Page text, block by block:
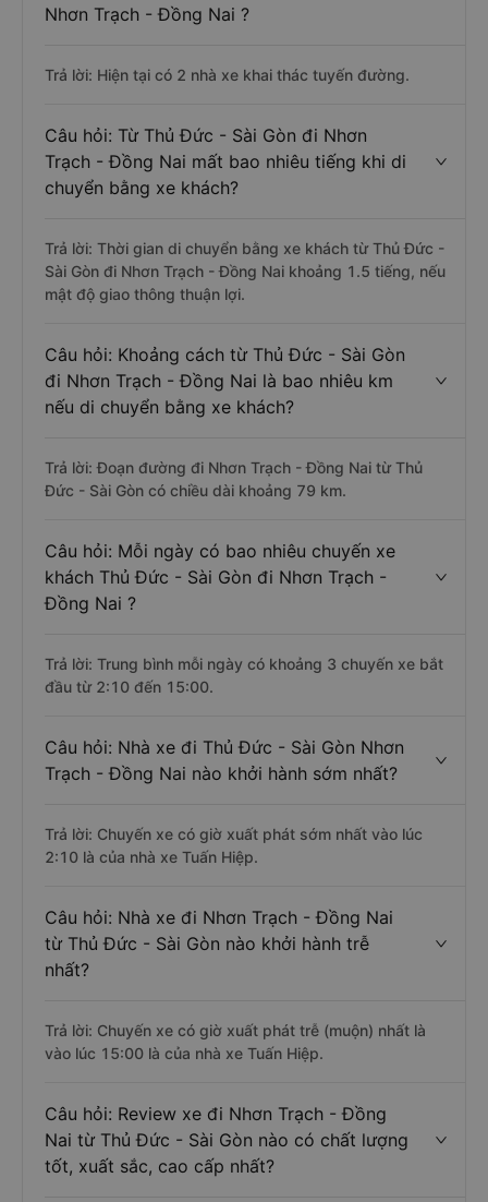
Nhơn Trạch - Đồng Nai ?
Trả lời: Hiện tại có 2 nhà xe khai thác tuyến đường.
Câu hỏi: Từ Thủ Đức - Sài Gòn đi Nhơn
Trạch - Đồng Nai mất bao nhiêu tiếng khi di
chuyển bằng xe khách?
Trả lời: Thời gian di chuyển bằng xe khách từ Thủ Đức -
Sài Gòn đi Nhơn Trạch - Đồng Nai khoảng 1.5 tiếng, nếu
mật độ giao thông thuận lợi.
Câu hỏi: Khoảng cách từ Thủ Đức - Sài Gòn
đi Nhơn Trạch - Đồng Nai là bao nhiêu km
nếu di chuyển bằng xe khách?
Trả lời: Đoạn đường đi Nhơn Trạch - Đồng Nai từ Thủ
Đức - Sài Gòn có chiều dài khoảng 79 km.
Câu hỏi: Mỗi ngày có bao nhiêu chuyến xe
khách Thủ Đức - Sài Gòn đi Nhơn Trạch -
Đồng Nai ?
Trả lời: Trung bình mỗi ngày có khoảng 3 chuyến xe bắt
đầu từ 2:10 đến 15:00.
Câu hỏi: Nhà xe đi Thủ Đức - Sài Gòn Nhơn
Trạch - Đồng Nai nào khởi hành sớm nhất?
Trả lời: Chuyến xe có giờ xuất phát sớm nhất vào lúc
2:10 là của nhà xe Tuấn Hiệp.
Câu hỏi: Nhà xe đi Nhơn Trạch - Đồng Nai
từ Thủ Đức - Sài Gòn nào khởi hành trễ
nhất?
Trả lời: Chuyến xe có giờ xuất phát trễ (muộn) nhất là
vào lúc 15:00 là của nhà xe Tuấn Hiệp.
Câu hỏi: Review xe đi Nhơn Trạch - Đồng
Nai từ Thủ Đức - Sài Gòn nào có chất lượng
tốt, xuất sắc, cao cấp nhất?